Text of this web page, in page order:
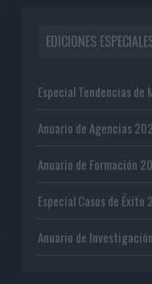
EDICIONES
Especial Tendencias
Anuario de Agencias
Anuario de Formación
Especial Casos de Éxito
Anuario de